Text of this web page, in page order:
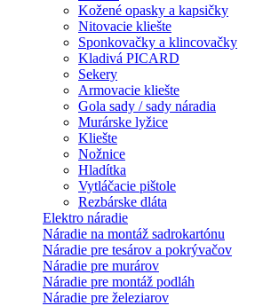
Kožené opasky a kapsičky
Nitovacie kliešte
Sponkovačky a klincovačky
Kladivá PICARD
Sekery
Armovacie kliešte
Gola sady / sady náradia
Murárske lyžice
Kliešte
Nožnice
Hladítka
Vytláčacie pištole
Rezbárske dláta
Elektro náradie
Náradie na montáž sadrokartónu
Náradie pre tesárov a pokrývačov
Náradie pre murárov
Náradie pre montáž podláh
Náradie pre železiarov